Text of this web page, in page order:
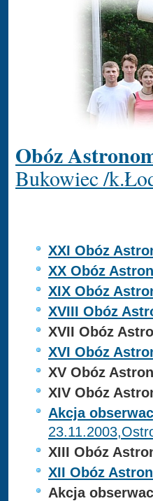
Obóz
Bukowiec /
XXI Obóz
XX Obóz
XIX Obóz
XVIII Obóz
XVII Obóz
XVI Obóz
XV Obóz
XIV Obóz
Akcja
XIII Obóz
XII Obóz
Akcja